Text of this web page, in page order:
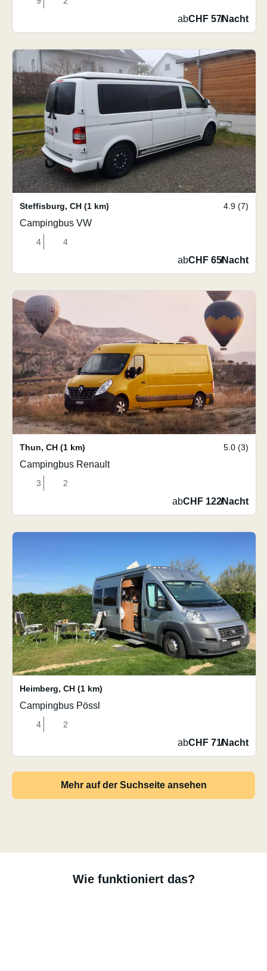
abCHF 57/Nacht
Steffisburg, CH (1 km) 4.9 (7)
Campingbus VW
4 4
abCHF 65/Nacht
Thun, CH (1 km) 5.0 (3)
Campingbus Renault
3 2
abCHF 122/Nacht
Heimberg, CH (1 km)
Campingbus Pössl
4 2
abCHF 71/Nacht
Mehr auf der Suchseite ansehen
Wie funktioniert das?